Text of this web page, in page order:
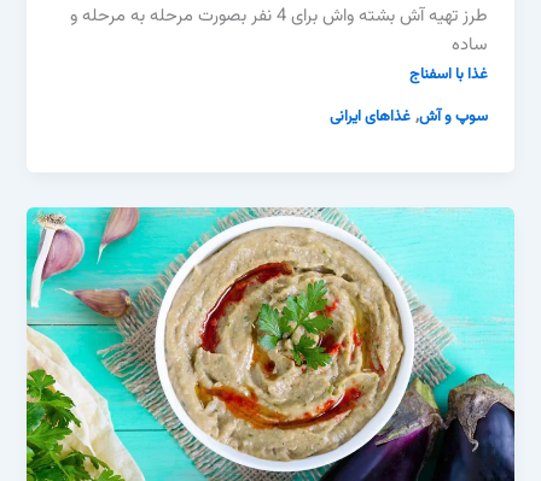
طرز تهیه آش بشته واش برای 4 نفر بصورت مرحله به مرحله و
ساده
غذا با اسفناج
سوپ و آش,غذاهای ایرانی